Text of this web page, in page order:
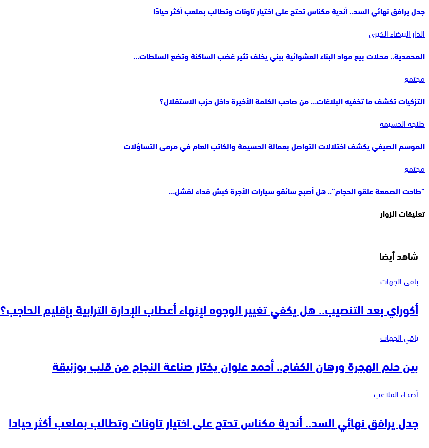
جدل يرافق نهائي السد.. أندية مكناس تحتج على اختيار تاونات وتطالب بملعب أكثر حيادًا
الدار البيضاء الكبرى
المحمدية.. محلات بيع مواد البناء العشوائية ببني يخلف تثير غضب الساكنة وتضع السلطات…
مجتمع
التزكيات تكشف ما تخفيه البلاغات… من صاحب الكلمة الأخيرة داخل حزب الاستقلال؟
طنجة الحسيمة
الموسم الصيفي يكشف اختلالات التواصل بعمالة الحسيمة والكاتب العام في مرمى التساؤلات
مجتمع
“طاحت الصمعة علقو الحجام”.. هل أصبح سائقو سيارات الأجرة كبش فداء لفشل…
تعليقات الزوار
شاهد أيضا
باقي الجهات
أكوراي بعد التنصيب.. هل يكفي تغيير الوجوه لإنهاء أعطاب الإدارة الترابية بإقليم الحاجب؟
باقي الجهات
بين حلم الهجرة ورهان الكفاح.. أحمد علوان يختار صناعة النجاح من قلب بوزنيقة
أصداء الملاعب
جدل يرافق نهائي السد.. أندية مكناس تحتج على اختيار تاونات وتطالب بملعب أكثر حيادًا